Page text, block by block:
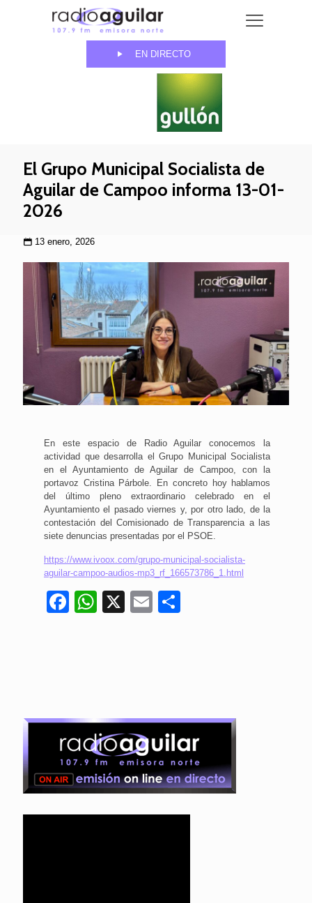
EN DIRECTO
El Grupo Municipal Socialista de
Aguilar de Campoo informa 13-01-
2026
13 enero, 2026
En este espacio de Radio Aguilar conocemos la
actividad que desarrolla el Grupo Municipal Socialista
en el Ayuntamiento de Aguilar de Campoo, con la
portavoz Cristina Párbole. En concreto hoy hablamos
del último pleno extraordinario celebrado en el
Ayuntamiento el pasado viernes y, por otro lado, de la
contestación del Comisionado de Transparencia a las
siete denuncias presentadas por el PSOE.
https://www.ivoox.com/grupo-municipal-socialista-
aguilar-campoo-audios-mp3_rf_166573786_1.html
Facebook
WhatsApp
X Email